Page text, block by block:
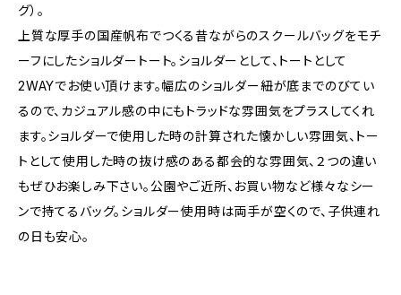
グ）。
上質な厚手の国産帆布でつくる昔ながらのスクールバッグをモチ
ーフにしたショルダートート。ショルダーとして、トートとして
2WAYでお使い頂けます。幅広のショルダー紐が底までのびてい
るので、カジュアル感の中にもトラッドな雰囲気をプラスしてくれ
ます。ショルダーで使用した時の計算された懐かしい雰囲気、トー
トとして使用した時の抜け感のある都会的な雰囲気、２つの違い
もぜひお楽しみ下さい。公園やご近所、お買い物など様々なシー
ンで持てるバッグ。ショルダー使用時は両手が空くので、子供連れ
の日も安心。